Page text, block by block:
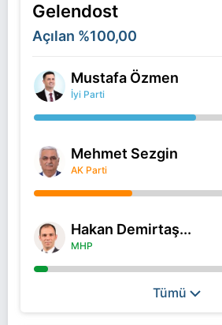
Gelendost
Açılan %100,00
Mustafa Özmen
İyi Parti
Mehmet Sezgin
AK Parti
Hakan Demirtaş...
MHP
Tümü